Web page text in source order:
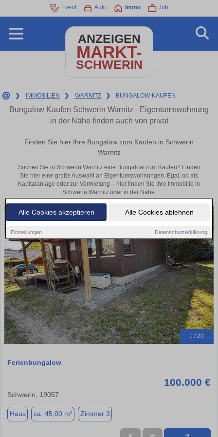
Alle Cookies akzeptieren Alle Cookies ablehnen
Einstellungen Datenschutzerklärung
Event Auto Immo Job
ANZEIGEN
MARKT-
SCHWERIN
❯ IMMOBILIEN ❯ WARNITZ ❯ BUNGALOW-KAUFEN
Bungalow Kaufen Schwerin Warnitz - Eigentumswohnung
in der Nähe finden auch von privat
Finden Sie hier Ihre Bungalow zum Kaufen in Schwerin
Warnitz
Suchen Sie in Schwerin Warnitz eine Bungalow zum Kaufen? Finden
Sie hier eine große Auswahl an Eigentumswohnungen. Egal, ob als
Kapitalanlage oder zur Vermietung – hier finden Sie Ihre Immobilie in
Schwerin Warnitz oder in der Nähe.
1 / 20
Ferienbungalow
100.000 €
Schwerin, 19057
Haus ca. 45,00 m² Zimmer 3
★ ➦ ➜